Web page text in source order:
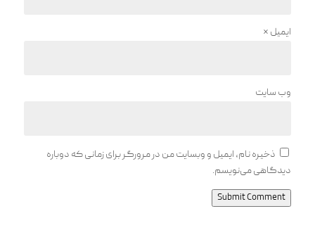
ایمیل *
وب‌ سایت
ذخیره نام، ایمیل و وبسایت من در مرورگر برای زمانی که دوباره
دیدگاهی می‌نویسم.
Submit Comment